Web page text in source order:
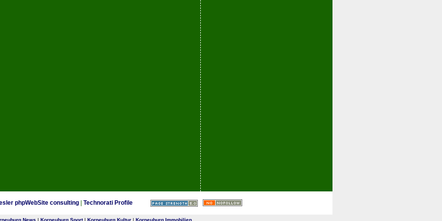
phpWebSite consulting Technorati Profile
News | Korneuburg Sport| Korneuburg Kultur | Korneuburg Immobilien